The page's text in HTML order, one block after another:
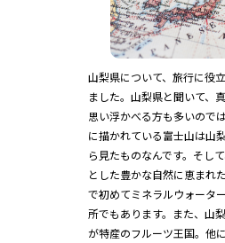
山梨県について、旅行に役
ました。山梨県と聞いて、
思い浮かべる方も多いので
に描かれている富士山は山
ら見たものなんです。そし
とした豊かな自然に恵まれ
で初めてミネラルウォータ
所でもあります。また、山
が特産のフルーツ王国。他